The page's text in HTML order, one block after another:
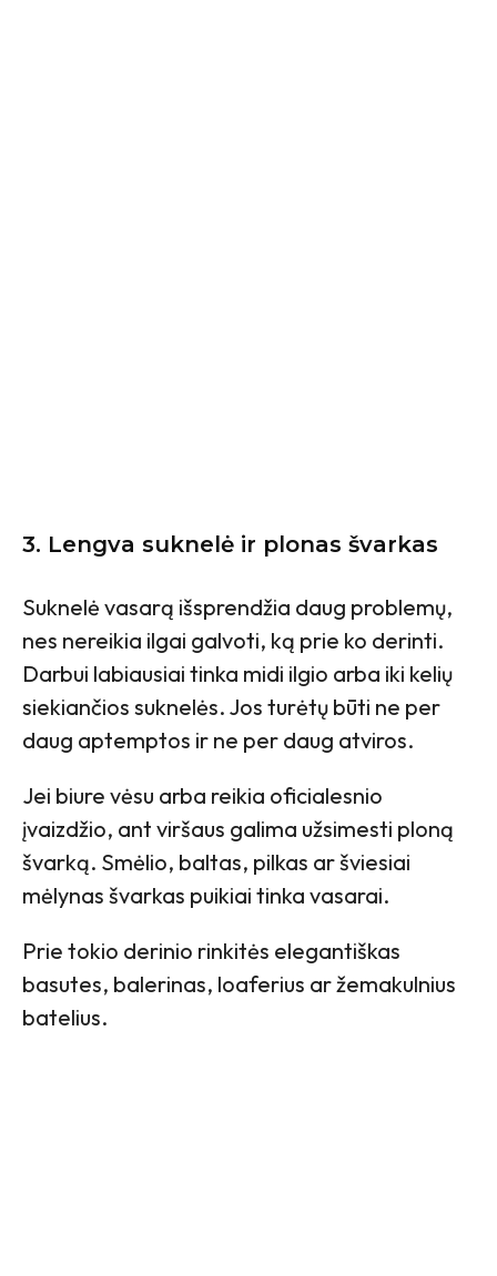
3. Lengva suknelė ir plonas švarkas
Suknelė vasarą išsprendžia daug problemų,
nes nereikia ilgai galvoti, ką prie ko derinti.
Darbui labiausiai tinka midi ilgio arba iki kelių
siekiančios suknelės. Jos turėtų būti ne per
daug aptemptos ir ne per daug atviros.
Jei biure vėsu arba reikia oficialesnio
įvaizdžio, ant viršaus galima užsimesti ploną
švarką. Smėlio, baltas, pilkas ar šviesiai
mėlynas švarkas puikiai tinka vasarai.
Prie tokio derinio rinkitės elegantiškas
basutes, balerinas, loaferius ar žemakulnius
batelius.